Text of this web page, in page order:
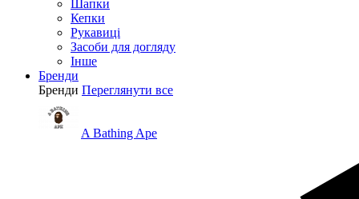
Шапки
Кепки
Рукавиці
Засоби для догляду
Інше
Бренди
Бренди Переглянути все
A Bathing Ape